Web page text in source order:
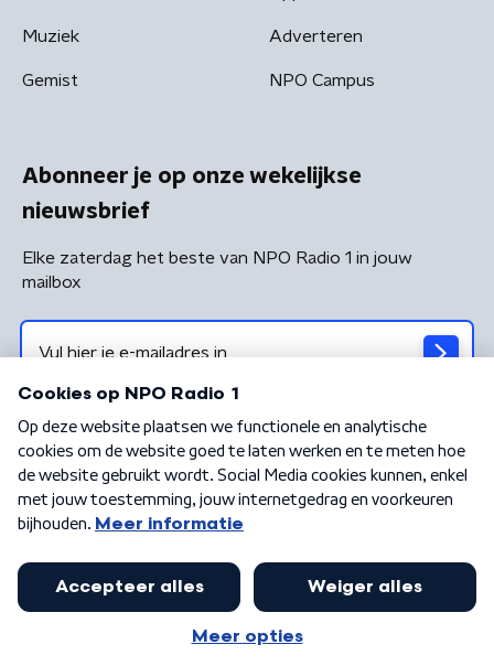
Muziek
Gemist
Adverteren
NPO Campus
Abonneer je op onze wekelijkse
nieuwsbrief
Elke zaterdag het beste van NPO Radio 1 in jouw
mailbox
Algemene voorwaarden Privacybeleid